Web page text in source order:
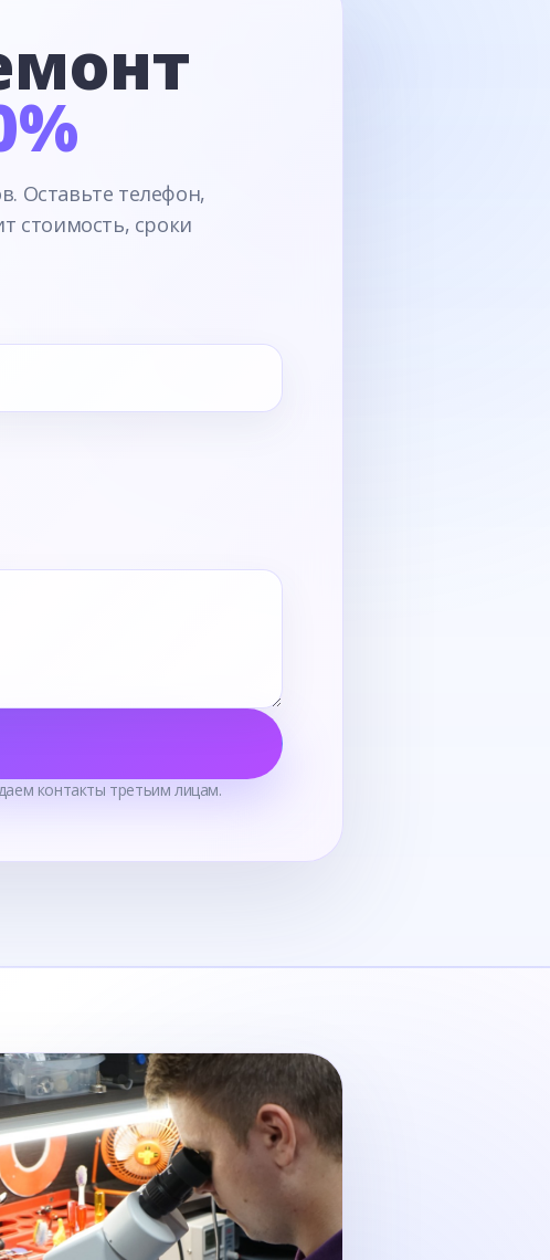
Оставьте телефон,
стоимость, сроки
контакты третьим лицам.